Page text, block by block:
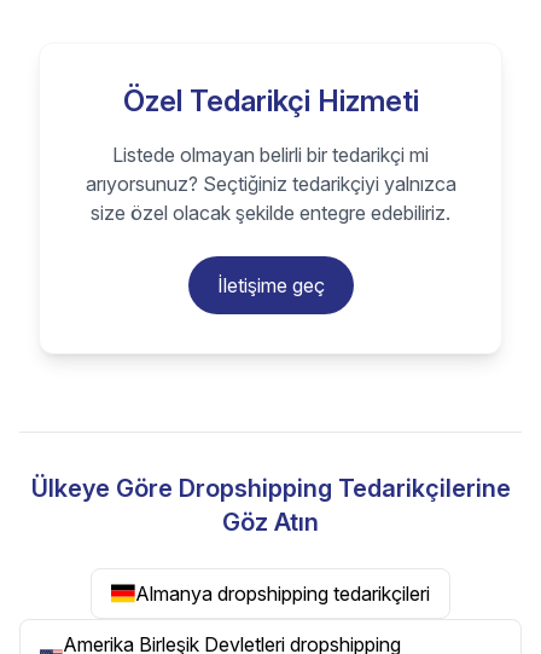
Özel Tedarikçi Hizmeti
Listede olmayan belirli bir tedarikçi mi
arıyorsunuz? Seçtiğiniz tedarikçiyi yalnızca
size özel olacak şekilde entegre edebiliriz.
İletişime geç
Ülkeye Göre Dropshipping Tedarikçilerine
Göz Atın
Almanya dropshipping tedarikçileri
Amerika Birleşik Devletleri dropshipping